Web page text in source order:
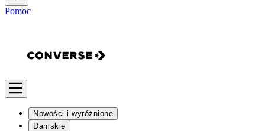
Pomoc
Nowości i wyróżnione
Damskie